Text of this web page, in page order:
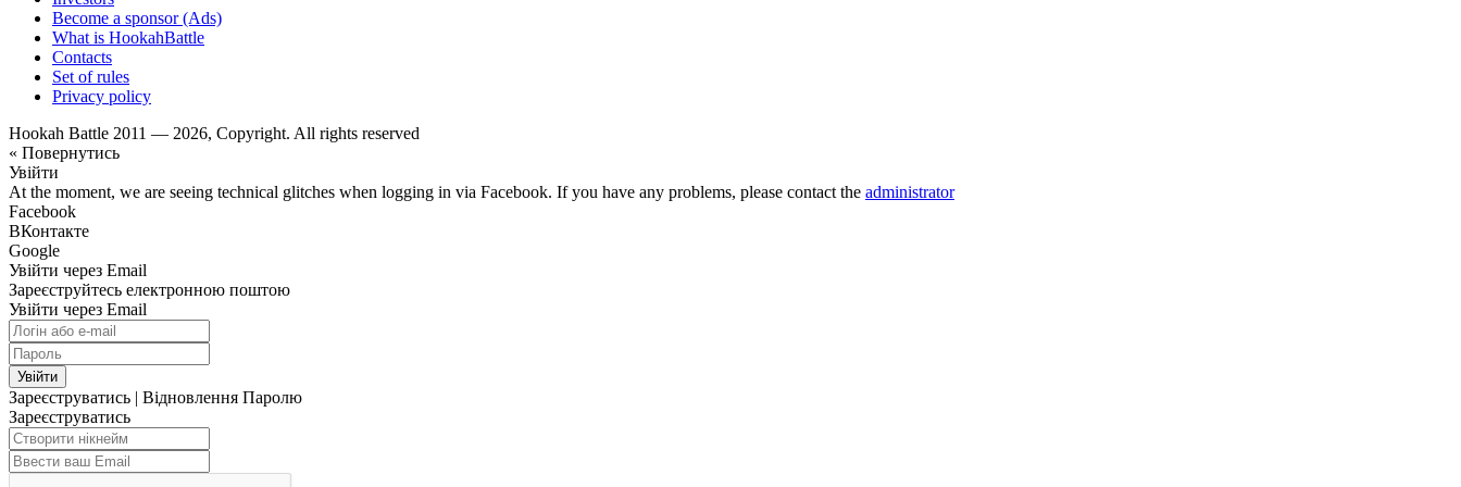
Become a sponsor (Ads)
What is HookahBattle
Contacts
Set of rules
Privacy policy
Hookah Battle 2011 — 2026, Copyright. All rights reserved
« Повернутись
Увійти
At the moment, we are seeing technical glitches when logging in via Facebook. If you have any problems, please contact the administrator
Facebook
ВКонтакте
Google
Увійти через Email
Зареєструйтесь електронною поштою
Увійти через Email
Увійти
Зареєструватись | Відновлення Паролю
Зареєструватись